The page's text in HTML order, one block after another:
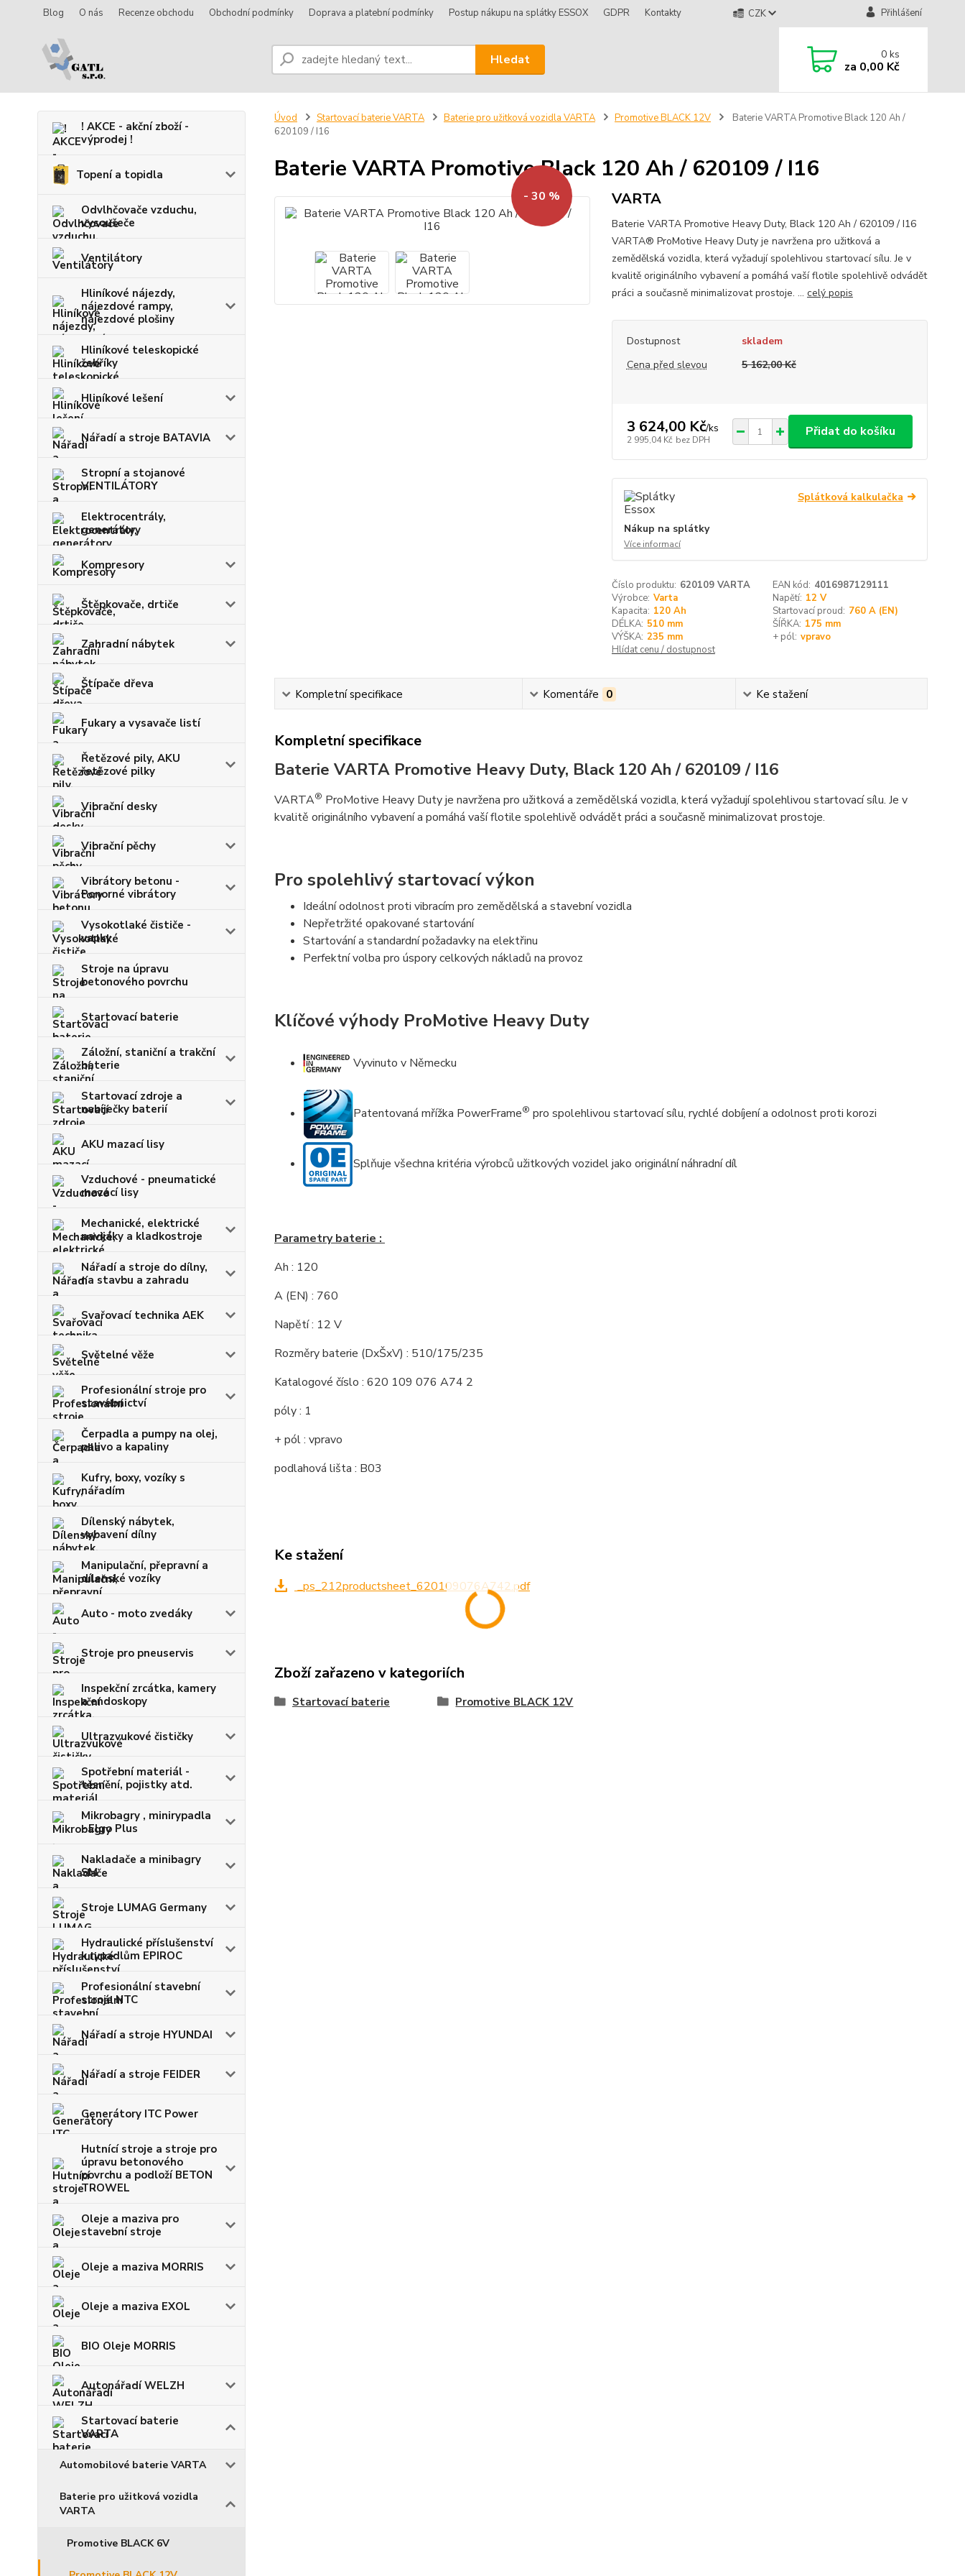
Blog O nás Recenze obchodu Obchodní podmínky Doprava a platební podmínky Postup nákupu na splátky ESSOX GDPR Kontakty CZK Přihlášení
Hledat 0ks
za 0,00 Kč
! AKCE - akční zboží -
výprodej !
Topení a topidla
Odvlhčovače vzduchu,
vysoušeče
Ventilátory
Hliníkové nájezdy,
nájezdové rampy,
nájezdové plošiny
Hliníkové teleskopické
žebříky
Hliníkové lešení
Nářadí a stroje BATAVIA
Stropní a stojanové
VENTILÁTORY
Elektrocentrály,
generátory
Kompresory
Štěpkovače, drtiče
Zahradní nábytek
Štípače dřeva
Fukary a vysavače listí
Řetězové pily, AKU
řetězové pilky
Vibrační desky
Vibrační pěchy
Vibrátory betonu -
Ponorné vibrátory
Vysokotlaké čističe -
vapky
Stroje na úpravu
betonového povrchu
Startovací baterie
Záložní, staniční a trakční
baterie
Startovací zdroje a
nabíječky baterií
AKU mazací lisy
Vzduchové - pneumatické
mazací lisy
Mechanické, elektrické
navijáky a kladkostroje
Nářadí a stroje do dílny,
na stavbu a zahradu
Svařovací technika AEK
Světelné věže
Profesionální stroje pro
stavebnictví
Čerpadla a pumpy na olej,
palivo a kapaliny
Kufry, boxy, vozíky s
nářadím
Dílenský nábytek,
vybavení dílny
Manipulační, přepravní a
dílenské vozíky
Auto - moto zvedáky
Stroje pro pneuservis
Inspekční zrcátka, kamery
a endoskopy
Ultrazvukové čističky
Spotřební materiál -
těsnění, pojistky atd.
Mikrobagry , minirypadla
- Elgo Plus
Nakladače a minibagry
SM
Stroje LUMAG Germany
Hydraulické příslušenství
k rypadlům EPIROC
Profesionální stavební
stroje NTC
Nářadí a stroje HYUNDAI
Nářadí a stroje FEIDER
Generátory ITC Power
Hutnící stroje a stroje pro
úpravu betonového
povrchu a podloží BETON
TROWEL
Oleje a maziva pro
stavební stroje
Oleje a maziva MORRIS
Oleje a maziva EXOL
BIO Oleje MORRIS
Autonářadí WELZH
Startovací baterie
VARTA
Automobilové baterie VARTA
Baterie pro užitková vozidla
VARTA
Promotive BLACK 6V
Úvod Startovací baterie VARTA Baterie pro užitková vozidla VARTA Promotive BLACK 12V
Baterie VARTA Promotive Black 120 Ah /
620109 / I16
Baterie VARTA Promotive Black 120 Ah / 620109 / I16
- 30 % VARTA
Baterie VARTA Promotive Heavy Duty, Black 120 Ah / 620109 / I16
VARTA® ProMotive Heavy Duty je navržena pro užitková a
zemědělská vozidla, která vyžadují spolehlivou startovací sílu. Je v
kvalitě originálního vybavení a pomáhá vaší flotile spolehlivě odvádět
práci a současně minimalizovat prostoje. ... celý popis
Dostupnost
skladem
Cena před slevou
5 162,00 Kč
3 624,00 Kč/ks
2 995,04 Kč bez DPH
Přidat do košíku
Splátková kalkulačka
Nákup na splátky
Více informací
Číslo produktu: 620109 VARTA EAN kód: 4016987129111
Výrobce: Varta Napětí: 12 V
Kapacita: 120 Ah Startovací proud: 760 A (EN)
DÉLKA: 510 mm ŠÍŘKA: 175 mm
VÝŠKA: 235 mm + pól: vpravo
Hlídat cenu / dostupnost
Kompletní specifikace Komentáře 0 Ke stažení
Kompletní specifikace
Baterie VARTA Promotive Heavy Duty, Black 120 Ah / 620109 / I16
VARTA® ProMotive Heavy Duty je navržena pro užitková a zemědělská vozidla, která vyžadují spolehlivou startovací sílu. Je v
kvalitě originálního vybavení a pomáhá vaší flotile spolehlivě odvádět práci a současně minimalizovat prostoje.
Pro spolehlivý startovací výkon
Ideální odolnost proti vibracím pro zemědělská a stavební vozidla
Nepřetržité opakované startování
Startování a standardní požadavky na elektřinu
Perfektní volba pro úspory celkových nákladů na provoz
Klíčové výhody ProMotive Heavy Duty
Vyvinuto v Německu
Patentovaná mřížka PowerFrame® pro spolehlivou startovací sílu, rychlé dobíjení a odolnost proti korozi
Splňuje všechna kritéria výrobců užitkových vozidel jako originální náhradní díl
Parametry baterie :
Ah : 120
A (EN) : 760
Napětí : 12 V
Rozměry baterie (DxŠxV) : 510/175/235
Katalogové číslo : 620 109 076 A74 2
póly : 1
+ pól : vpravo
podlahová lišta : B03
Ke stažení
_ps_212productsheet_620109076A742.pdf
Zboží zařazeno v kategoriích
Startovací baterie Promotive BLACK 12V